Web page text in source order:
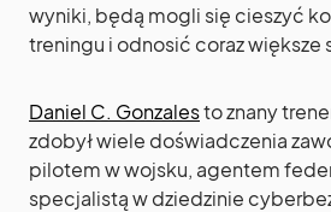
wyniki, będą mogli się cieszyć
treningu i odnosić coraz większe
Daniel C. Gonzalesto znany
zdobył wiele doświadczenia
pilotem w wojsku, agentem
specjalistą w dziedzinie